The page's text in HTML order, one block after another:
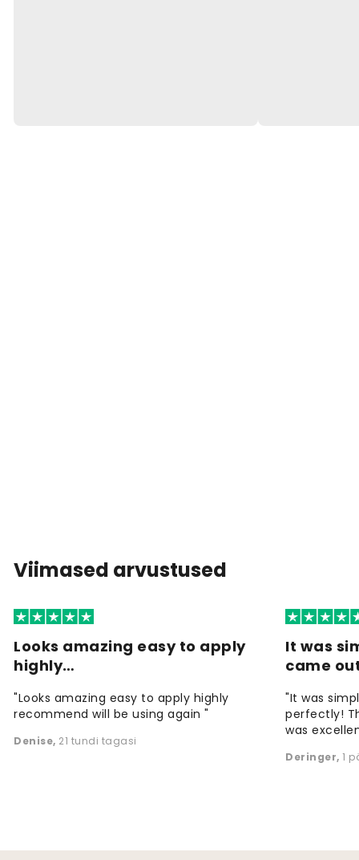
Viimased arvustused
Looks amazing easy to apply
highly…
"Looks amazing easy to apply highly
recommend will be using again "
Denise, 21 tundi tagasi
It was
came
"It was
perfectly!
was
Deringer, 1